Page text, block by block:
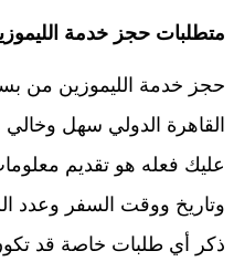
متطلبات حجز خدمة
حجز خدمة الليموزين من
القاهرة الدولي سهل
عليك فعله هو تقديم
وتاريخ ووقت السفر وعدد